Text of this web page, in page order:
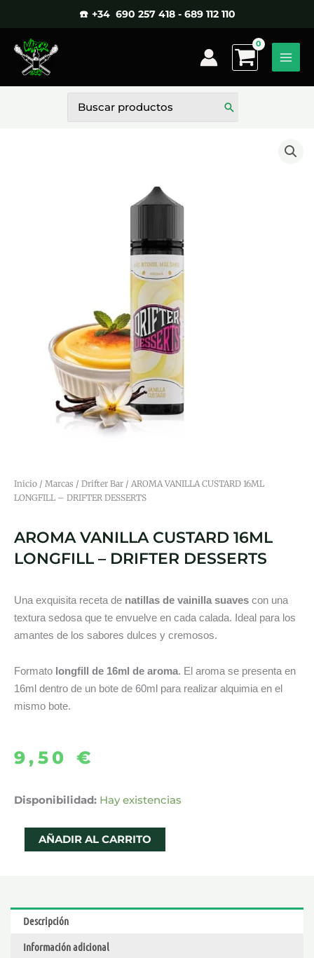
contenido
☎️ +34 690 257 418 - 689 112 110
por:
Inicio / Marcas / Drifter Bar / AROMA VANILLA CUSTARD 16ML
LONGFILL – DRIFTER DESSERTS
AROMA VANILLA CUSTARD 16ML
LONGFILL – DRIFTER DESSERTS
Una exquisita receta de natillas de vainilla suaves con una
textura sedosa que te envuelve en cada calada. Ideal para los
amantes de los sabores dulces y cremosos.
Formato longfill de 16ml de aroma. El aroma se presenta en
16ml dentro de un bote de 60ml para realizar alquimia en el
mismo bote.
9,50 €
Disponibilidad: Hay existencias
AROMA
CUSTARD
DRIFTER
cantidad
AÑADIR AL CARRITO
Descripción
Información adicional